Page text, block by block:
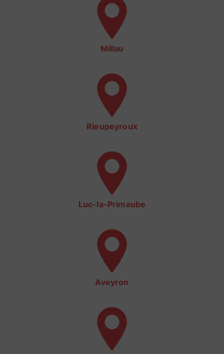
Millau
Rieupeyroux
Luc-la-Primaube
Aveyron